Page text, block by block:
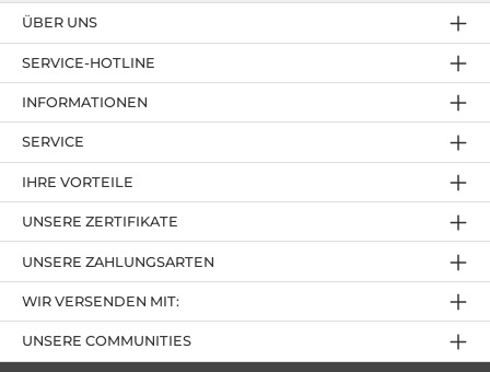
SERVICE-HOTLINE
IHRE VORTEILE
UNSERE ZAHLUNGSARTEN
ÜBER UNS
UNSERE ZERTIFIKATE
INFORMATIONEN
SERVICE
UNSERE COMMUNITIES
WIR VERSENDEN MIT: